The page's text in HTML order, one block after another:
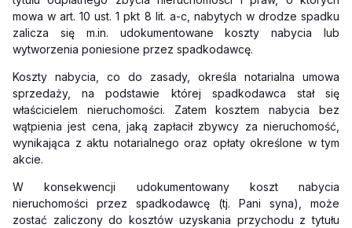
mowa w art. 10 ust. 1 pkt 8 lit. a-c, nabytych w drodze spadku
zalicza się m.in. udokumentowane koszty nabycia lub
wytworzenia poniesione przez spadkodawcę.
Koszty nabycia, co do zasady, określa notarialna umowa
sprzedaży, na podstawie której spadkodawca stał się
właścicielem nieruchomości. Zatem kosztem nabycia bez
wątpienia jest cena, jaką zapłacił zbywcy za nieruchomość,
wynikająca z aktu notarialnego oraz opłaty określone w tym
akcie.
W konsekwencji udokumentowany koszt nabycia
nieruchomości przez spadkodawcę (tj. Pani syna), może
zostać zaliczony do kosztów uzyskania przychodu z tytułu